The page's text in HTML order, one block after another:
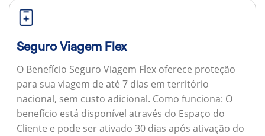
Seguro Viagem Flex
O Benefício Seguro Viagem Flex oferece proteção
para sua viagem de até 7 dias em território
nacional, sem custo adicional. Como funciona: O
benefício está disponível através do Espaço do
Cliente e pode ser ativado 30 dias após ativação do